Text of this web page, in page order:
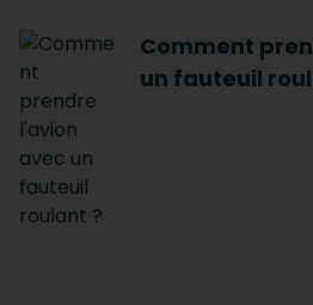
Comment
un fauteuil